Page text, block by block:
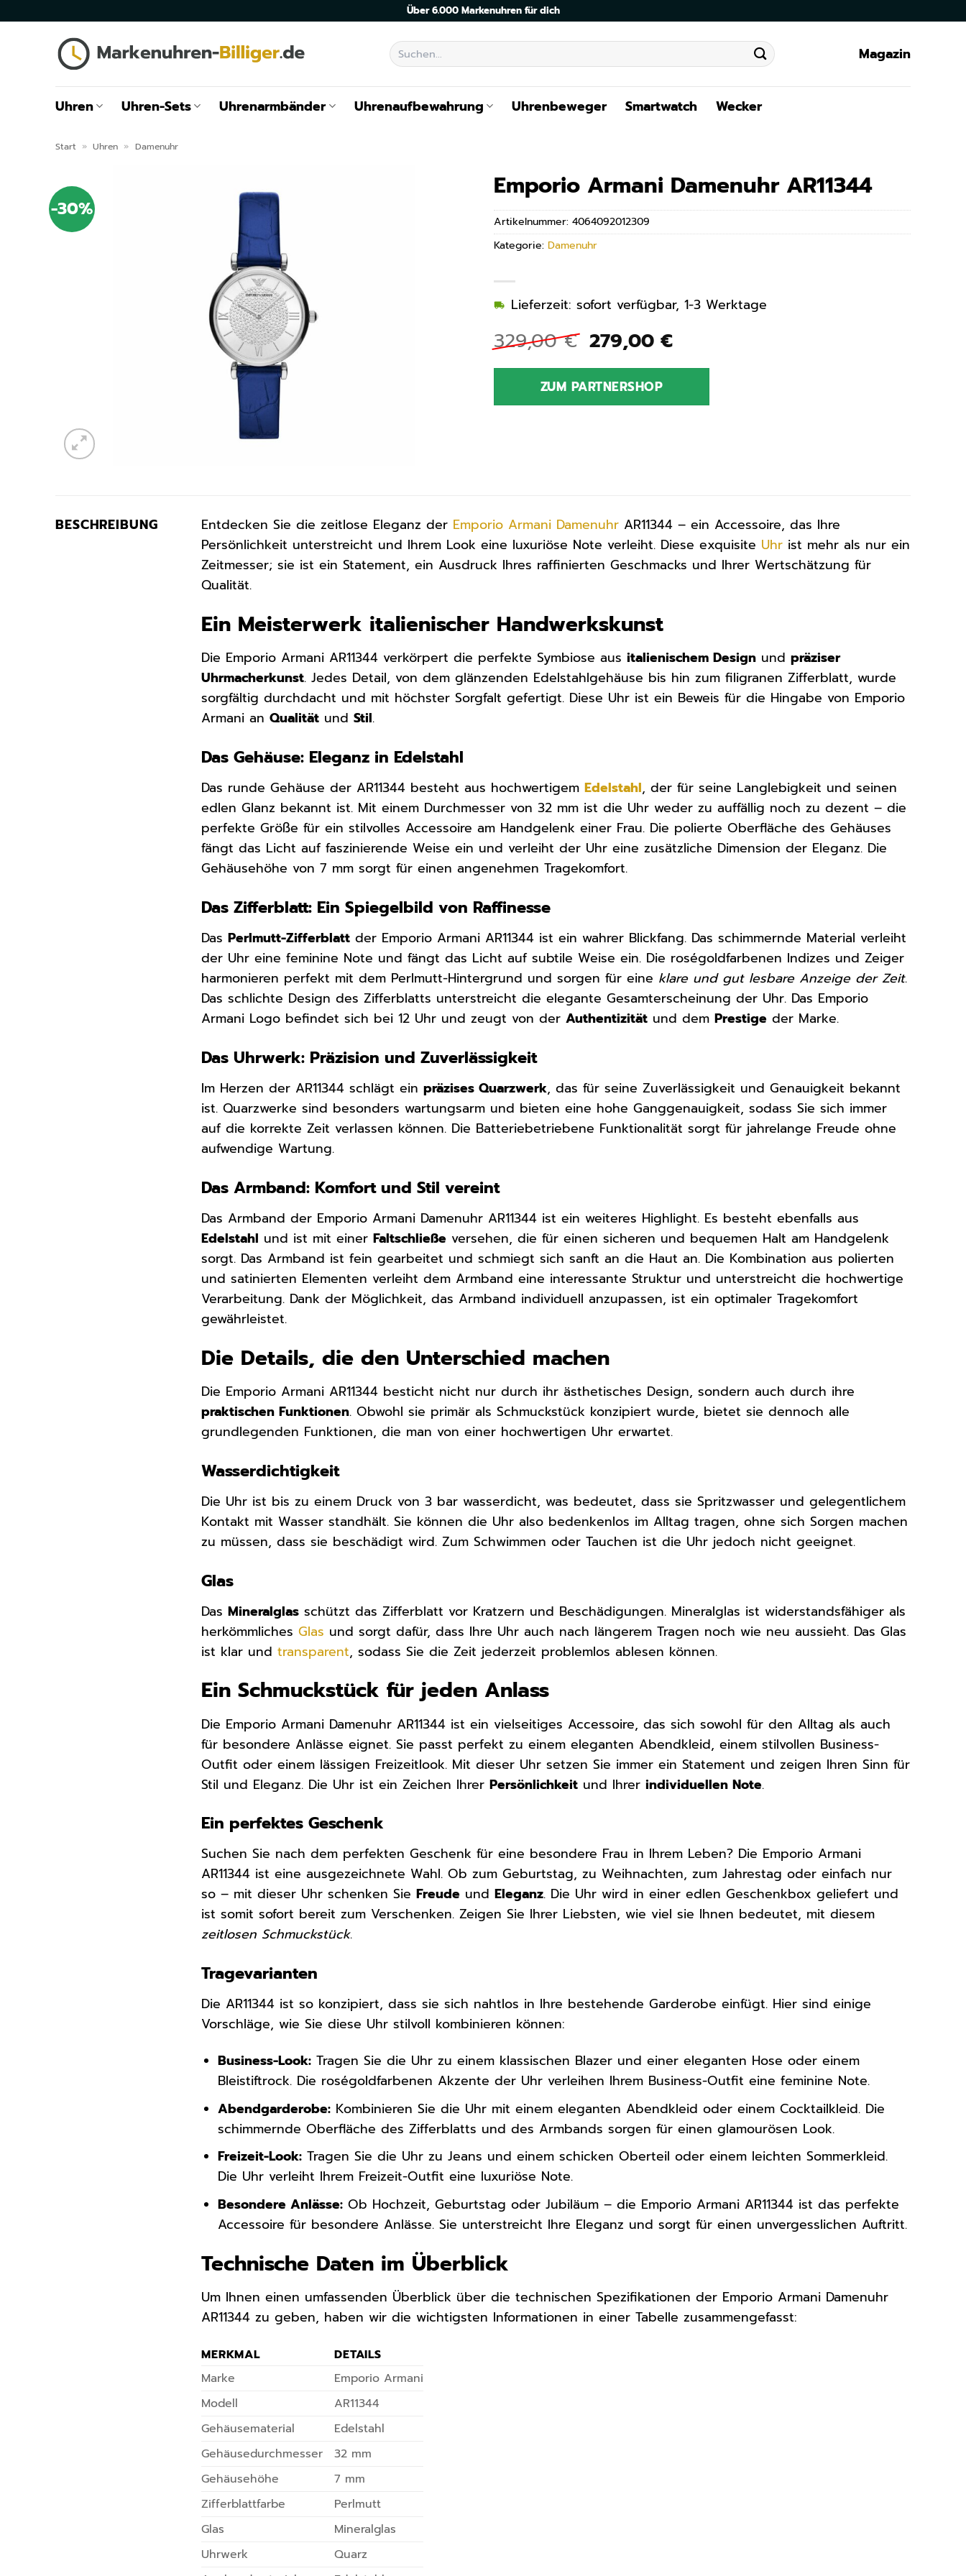
Über 6.000 Markenuhren für dich
Suchen
nach:
Magazin
Uhren Uhren-Sets Uhrenarmbänder Uhrenaufbewahrung Uhrenbeweger Smartwatch Wecker
Start » Uhren » Damenuhr
-30%
Emporio Armani Damenuhr AR11344
329,00€ Ursprünglicher
Preis
war:
329,00 €
279,00 €Aktueller
ist:
Lieferzeit: sofort verfügbar, 1-3 Werktage
ZUM PARTNERSHOP
Artikelnummer: 4064092012309
Kategorie: Damenuhr
BESCHREIBUNG Entdecken Sie die zeitlose Eleganz der Emporio Armani Damenuhr AR11344 – ein Accessoire, das Ihre
Persönlichkeit unterstreicht und Ihrem Look eine luxuriöse Note verleiht. Diese exquisite Uhr ist mehr als nur ein
Zeitmesser; sie ist ein Statement, ein Ausdruck Ihres raffinierten Geschmacks und Ihrer Wertschätzung für
Qualität.
Ein Meisterwerk italienischer Handwerkskunst
Die Emporio Armani AR11344 verkörpert die perfekte Symbiose ausitalienischem Design undpräziser
Uhrmacherkunst. Jedes Detail, von dem glänzenden Edelstahlgehäuse bis hin zum filigranen Zifferblatt, wurde
sorgfältig durchdacht und mit höchster Sorgfalt gefertigt. Diese Uhr ist ein Beweis für die Hingabe von Emporio
Armani anQualität undStil.
Das Gehäuse: Eleganz in Edelstahl
Das runde Gehäuse der AR11344 besteht aus hochwertigemEdelstahl, der für seine Langlebigkeit und seinen
edlen Glanz bekannt ist. Mit einem Durchmesser von 32 mm ist die Uhr weder zu auffällig noch zu dezent – die
perfekte Größe für ein stilvolles Accessoire am Handgelenk einer Frau. Die polierte Oberfläche des Gehäuses
fängt das Licht auf faszinierende Weise ein und verleiht der Uhr eine zusätzliche Dimension der Eleganz. Die
Gehäusehöhe von 7 mm sorgt für einen angenehmen Tragekomfort.
Das Zifferblatt: Ein Spiegelbild von Raffinesse
DasPerlmutt-Zifferblatt der Emporio Armani AR11344 ist ein wahrer Blickfang. Das schimmernde Material verleiht
der Uhr eine feminine Note und fängt das Licht auf subtile Weise ein. Die roségoldfarbenen Indizes und Zeiger
harmonieren perfekt mit dem Perlmutt-Hintergrund und sorgen für eine klare und gut lesbare Anzeige der Zeit.
Das schlichte Design des Zifferblatts unterstreicht die elegante Gesamterscheinung der Uhr. Das Emporio
Armani Logo befindet sich bei 12 Uhr und zeugt von derAuthentizität und demPrestige der Marke.
Das Uhrwerk: Präzision und Zuverlässigkeit
Im Herzen der AR11344 schlägt einpräzises Quarzwerk, das für seine Zuverlässigkeit und Genauigkeit bekannt
ist. Quarzwerke sind besonders wartungsarm und bieten eine hohe Ganggenauigkeit, sodass Sie sich immer
auf die korrekte Zeit verlassen können. Die Batteriebetriebene Funktionalität sorgt für jahrelange Freude ohne
aufwendige Wartung.
Das Armband: Komfort und Stil vereint
Das Armband der Emporio Armani Damenuhr AR11344 ist ein weiteres Highlight. Es besteht ebenfalls aus
Edelstahl und ist mit einerFaltschließe versehen, die für einen sicheren und bequemen Halt am Handgelenk
sorgt. Das Armband ist fein gearbeitet und schmiegt sich sanft an die Haut an. Die Kombination aus polierten
und satinierten Elementen verleiht dem Armband eine interessante Struktur und unterstreicht die hochwertige
Verarbeitung. Dank der Möglichkeit, das Armband individuell anzupassen, ist ein optimaler Tragekomfort
gewährleistet.
Die Details, die den Unterschied machen
Die Emporio Armani AR11344 besticht nicht nur durch ihr ästhetisches Design, sondern auch durch ihre
praktischen Funktionen. Obwohl sie primär als Schmuckstück konzipiert wurde, bietet sie dennoch alle
grundlegenden Funktionen, die man von einer hochwertigen Uhr erwartet.
Wasserdichtigkeit
Die Uhr ist bis zu einem Druck von 3 bar wasserdicht, was bedeutet, dass sie Spritzwasser und gelegentlichem
Kontakt mit Wasser standhält. Sie können die Uhr also bedenkenlos im Alltag tragen, ohne sich Sorgen machen
zu müssen, dass sie beschädigt wird. Zum Schwimmen oder Tauchen ist die Uhr jedoch nicht geeignet.
Glas
DasMineralglas schützt das Zifferblatt vor Kratzern und Beschädigungen. Mineralglas ist widerstandsfähiger als
herkömmlichesGlas und sorgt dafür, dass Ihre Uhr auch nach längerem Tragen noch wie neu aussieht. Das Glas
ist klar undtransparent, sodass Sie die Zeit jederzeit problemlos ablesen können.
Ein Schmuckstück für jeden Anlass
Die Emporio Armani Damenuhr AR11344 ist ein vielseitiges Accessoire, das sich sowohl für den Alltag als auch
für besondere Anlässe eignet. Sie passt perfekt zu einem eleganten Abendkleid, einem stilvollen Business-
Outfit oder einem lässigen Freizeitlook. Mit dieser Uhr setzen Sie immer ein Statement und zeigen Ihren Sinn für
Stil und Eleganz. Die Uhr ist ein Zeichen IhrerPersönlichkeit und Ihrerindividuellen Note.
Ein perfektes Geschenk
Suchen Sie nach dem perfekten Geschenk für eine besondere Frau in Ihrem Leben? Die Emporio Armani
AR11344 ist eine ausgezeichnete Wahl. Ob zum Geburtstag, zu Weihnachten, zum Jahrestag oder einfach nur
so – mit dieser Uhr schenken SieFreude undEleganz. Die Uhr wird in einer edlen Geschenkbox geliefert und
ist somit sofort bereit zum Verschenken. Zeigen Sie Ihrer Liebsten, wie viel sie Ihnen bedeutet, mit diesem
zeitlosen Schmuckstück.
Tragevarianten
Die AR11344 ist so konzipiert, dass sie sich nahtlos in Ihre bestehende Garderobe einfügt. Hier sind einige
Vorschläge, wie Sie diese Uhr stilvoll kombinieren können:
Business-Look: Tragen Sie die Uhr zu einem klassischen Blazer und einer eleganten Hose oder einem
Bleistiftrock. Die roségoldfarbenen Akzente der Uhr verleihen Ihrem Business-Outfit eine feminine Note.
Abendgarderobe: Kombinieren Sie die Uhr mit einem eleganten Abendkleid oder einem Cocktailkleid. Die
schimmernde Oberfläche des Zifferblatts und des Armbands sorgen für einen glamourösen Look.
Freizeit-Look: Tragen Sie die Uhr zu Jeans und einem schicken Oberteil oder einem leichten Sommerkleid.
Die Uhr verleiht Ihrem Freizeit-Outfit eine luxuriöse Note.
Besondere Anlässe: Ob Hochzeit, Geburtstag oder Jubiläum – die Emporio Armani AR11344 ist das perfekte
Accessoire für besondere Anlässe. Sie unterstreicht Ihre Eleganz und sorgt für einen unvergesslichen Auftritt.
Technische Daten im Überblick
Um Ihnen einen umfassenden Überblick über die technischen Spezifikationen der Emporio Armani Damenuhr
AR11344 zu geben, haben wir die wichtigsten Informationen in einer Tabelle zusammengefasst:
MERKMAL
DETAILS
Marke
Emporio Armani
Modell
AR11344
Gehäusematerial
Edelstahl
Gehäusedurchmesser
32 mm
Gehäusehöhe
7 mm
Zifferblattfarbe
Perlmutt
Glas
Mineralglas
Uhrwerk
Quarz